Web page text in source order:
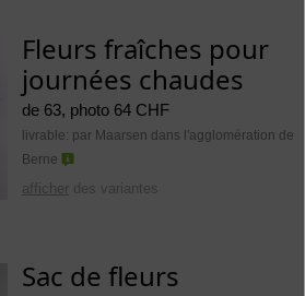
Fleurs fraîches pour
journées chaudes
de 63, photo 64 CHF
livrable: par Maarsen dans l'agglomération de
Berne
afficher des variantes
Sac de fleurs